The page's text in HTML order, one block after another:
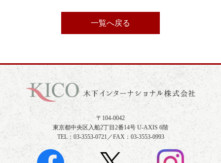
一覧へ戻る
〒104-0042
東京都中央区入船2丁目2番14号 U-AXIS 6階
TEL：03-3553-0721／FAX：03-3553-0993